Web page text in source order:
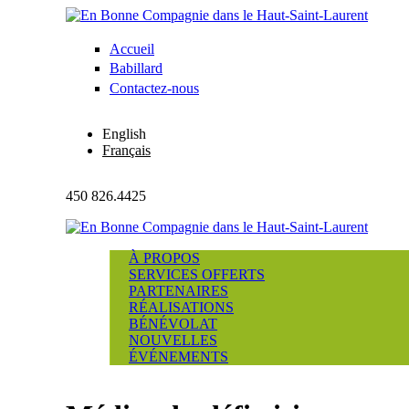
Aller au contenu principal
En Bonne
Compagnie
dans le
Haut-
Saint-
Laurent
Accueil
Babillard
Contactez-nous
English
Français
450 826.4425
À PROPOS
SERVICES OFFERTS
PARTENAIRES
RÉALISATIONS
BÉNÉVOLAT
NOUVELLES
ÉVÉNEMENTS